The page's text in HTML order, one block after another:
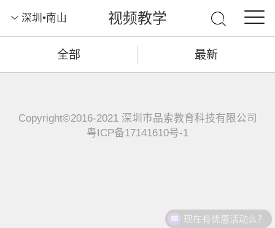
深圳•南山 视频教学
全部 最新
Copyright©2016-2021 深圳市品索教育科技有限公司
粤ICP备17141610号-1
现在有优惠活动么？